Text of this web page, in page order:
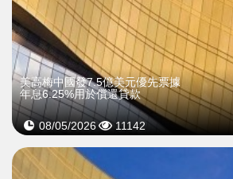
美高梅中國發7.5億美元優先票據
年息6.25%用於償還貸款
08/05/2026 11142